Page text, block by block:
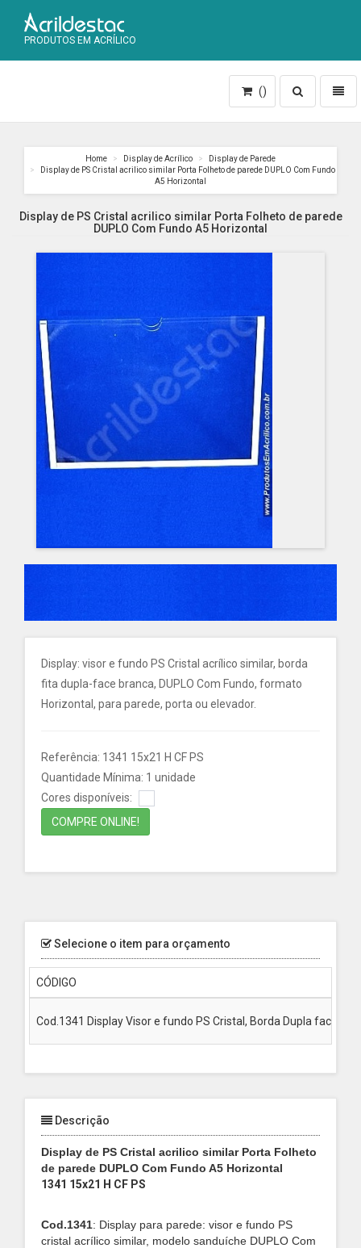
PRODUTOS EM ACRÍLICO
Toggle
search
()
Home Display de Acrílico
Display de Parede
Display de PS Cristal acrilico similar Porta Folheto de parede DUPLO Com Fundo
A5 Horizontal
Display de PS Cristal acrilico similar Porta Folheto de parede
DUPLO Com Fundo A5 Horizontal
Display: visor e fundo PS Cristal acrílico similar, borda
fita dupla-face branca, DUPLO Com Fundo, formato
Horizontal, para parede, porta ou elevador.
Referência: 1341 15x21 H CF PS
Quantidade Mínima: 1 unidade
Cores disponíveis:
COMPRE ONLINE!
Selecione o item para orçamento
CÓDIGO
Cod.1341 Display Visor e fundo PS Cristal, Borda Dupla face
Descrição
Display de PS Cristal acrilico similar Porta Folheto
de parede DUPLO Com Fundo A5 Horizontal
1341 15x21 H CF PS
Cod.1341: Display para parede: visor e fundo PS
cristal acrílico similar, modelo sanduíche DUPLO Com